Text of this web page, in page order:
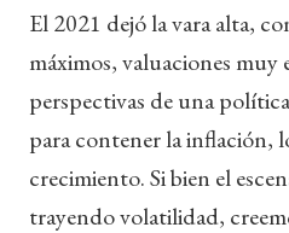
El 2021 dejó la vara alta,
máximos, valuaciones muy
perspectivas de una
para contener la inflación,
crecimiento. Si bien el
trayendo volatilidad,